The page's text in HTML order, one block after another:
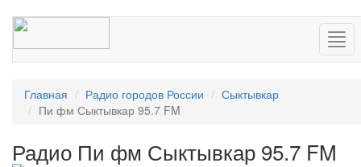
Главная Радио городов России
Сыктывкар
Пи фм Сыктывкар 95.7 FM
Радио Пи фм Сыктывкар 95.7 FM